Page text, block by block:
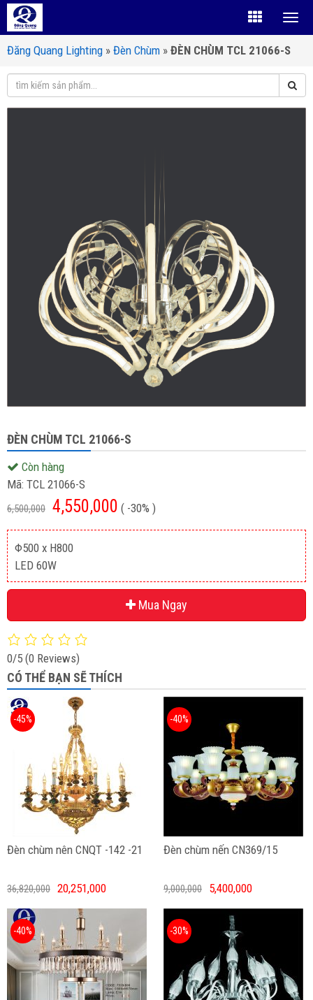
Đăng Quang Lighting » Đèn Chùm » ĐÈN CHÙM TCL 21066-S
ĐÈN CHÙM TCL 21066-S
Còn hàng
Mã: TCL 21066-S
6,500,000 4,550,000 ( -30% )
Φ500 x H800
LED 60W
Mua Ngay
0/5 (0 Reviews)
CÓ THỂ BẠN SẼ THÍCH
Đèn chùm nên CNQT -142 -21
-45%
36,820,000 20,251,000
Đèn chùm nến CN369/15
-40%
9,000,000 5,400,000
-40% -30%